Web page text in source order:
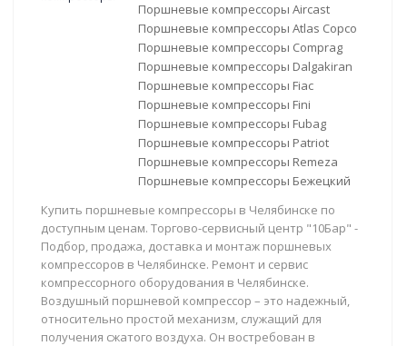
Поршневые компрессоры Aircast
Поршневые компрессоры Atlas Copco
Поршневые компрессоры Comprag
Поршневые компрессоры Dalgakiran
Поршневые компрессоры Fiac
Поршневые компрессоры Fini
Поршневые компрессоры Fubag
Поршневые компрессоры Patriot
Поршневые компрессоры Remeza
Поршневые компрессоры Бежецкий
Купить поршневые компрессоры в Челябинске по
доступным ценам. Торгово-сервисный центр "10Бар" -
Подбор, продажа, доставка и монтаж поршневых
компрессоров в Челябинске. Ремонт и сервис
компрессорного оборудования в Челябинске.
Воздушный поршневой компрессор – это надежный,
относительно простой механизм, служащий для
получения сжатого воздуха. Он востребован в